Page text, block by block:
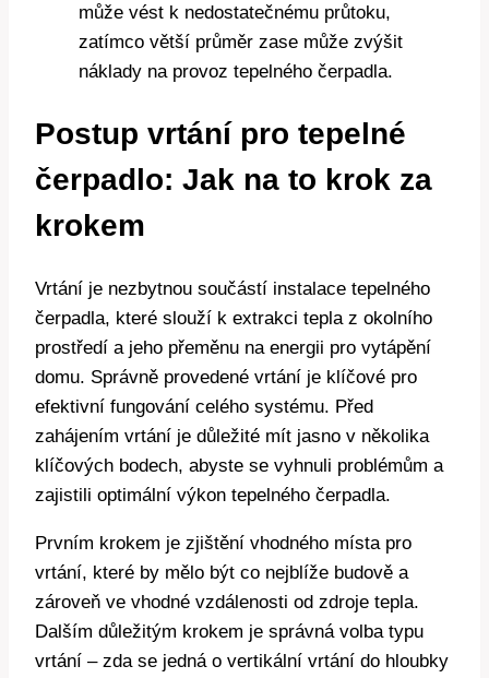
může vést k nedostatečnému průtoku,
zatímco větší průměr zase může zvýšit
náklady na provoz tepelného čerpadla.
Postup vrtání pro tepelné
čerpadlo: Jak na to krok za
krokem
Vrtání je nezbytnou součástí instalace tepelného
čerpadla, které slouží k extrakci tepla z okolního
prostředí a jeho přeměnu na energii pro vytápění
domu. Správně provedené vrtání je klíčové pro
efektivní fungování celého systému. Před
zahájením vrtání je důležité mít jasno v několika
klíčových bodech, abyste se vyhnuli problémům a
zajistili optimální výkon tepelného čerpadla.
Prvním krokem je zjištění vhodného místa pro
vrtání, které by mělo být co nejblíže budově a
zároveň ve vhodné vzdálenosti od zdroje tepla.
Dalším důležitým krokem je správná volba typu
vrtání – zda se jedná o vertikální vrtání do hloubky